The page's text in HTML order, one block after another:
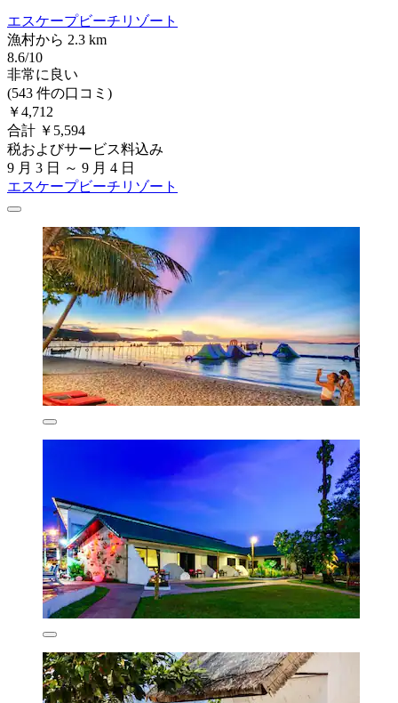
エスケープビーチリゾート
漁村から 2.3 km
8.6/10
非常に良い
(543 件の口コミ)
￥4,712
合計 ￥5,594
税およびサービス料込み
9 月 3 日 ～ 9 月 4 日
エスケープビーチリゾート